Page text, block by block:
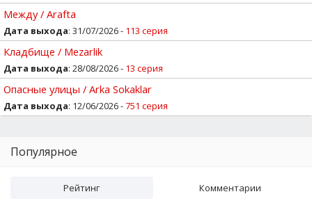
Между / Arafta
Дата выхода: 31/07/2026 - 113 серия
Кладбище / Mezarlik
Дата выхода: 28/08/2026 - 13 серия
Опасные улицы / Arka Sokaklar
Дата выхода: 12/06/2026 -751 серия
Популярное
Рейтинг Комментарии